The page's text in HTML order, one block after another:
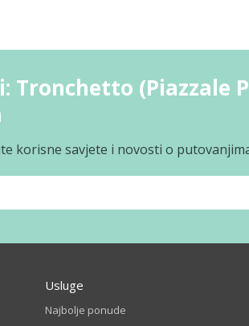
Tronchetto (Piazzale
korisne savjete i novosti o
Usluge
Najbolje ponude